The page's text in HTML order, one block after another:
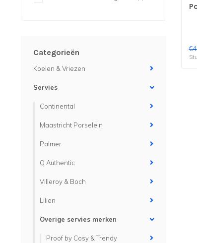
Categorieën
Koelen & Vriezen
Servies
Continental
Maastricht Porselein
Palmer
Q Authentic
Villeroy & Boch
Lilien
Overige servies merken
Proof by Cosy & Trendy